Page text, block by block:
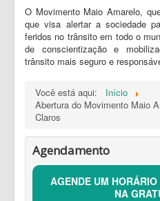
O Movimento Maio Amarelo,
que visa alertar a sociedade
feridos no trânsito em todo o
de conscientização e
trânsito mais seguro e
Você está aqui:
Início
Abertura do Movimento Maio
Claros
Agendamento
AGENDE UM
NA